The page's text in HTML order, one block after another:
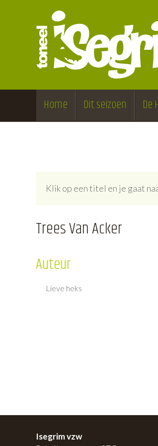
Home Dit seizoen De
Klik op een titel en je gaat
Trees Van Acker
Auteur
Lieve heks
Isegrim vzw